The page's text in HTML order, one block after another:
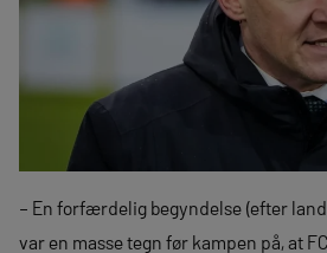
– En forfærdelig begyndelse (efter
var en masse tegn før kampen på, at